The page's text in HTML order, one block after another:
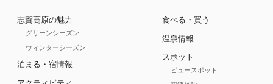
志賀高原の魅力
グリーンシーズン
ウィンターシーズン
泊まる・宿情報
食べる・買う
温泉情報
スポット
ビュースポット